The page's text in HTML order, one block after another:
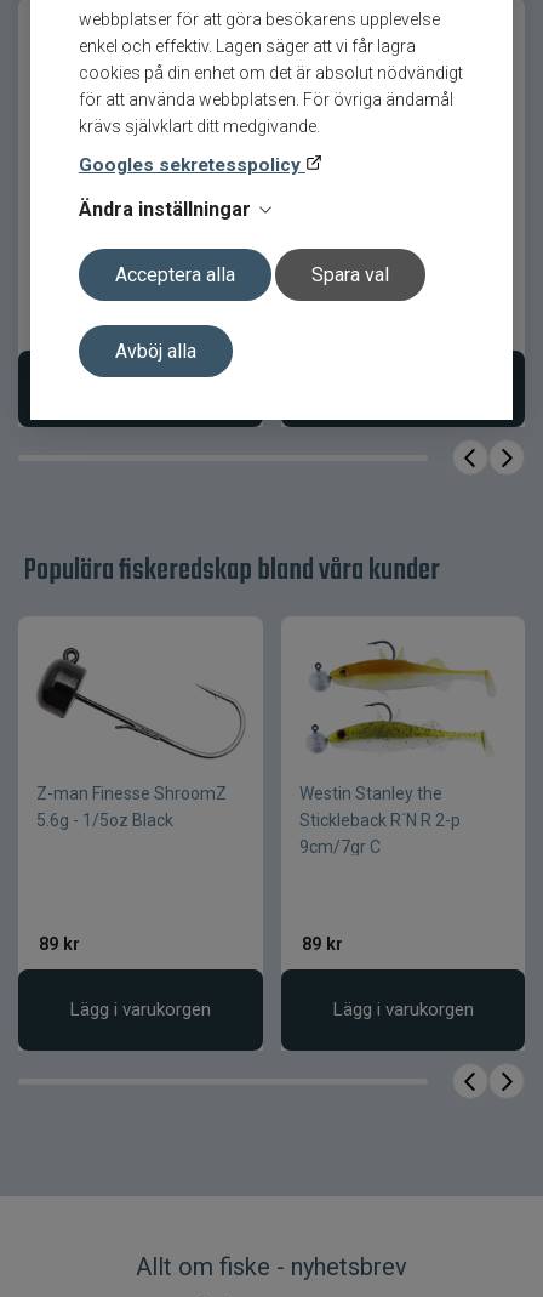
webbplatser för att göra besökarens upplevelse
enkel och effektiv. Lagen säger att vi får lagra
cookies på din enhet om det är absolut nödvändigt
för att använda webbplatsen. För övriga ändamål
krävs självklart ditt medgivande.
Googles sekretesspolicy
Ändra inställningar
Acceptera alla Spara val
Avböj alla
grunt och medeldjupt vatten och fungerar
utmärkt från både båt och land.
Detta är ett utmärkt val för sportfiskare som
söker ett litet men kraftfullt bete för effektivt
Produktfördelar
Utvecklad specifikt för abborrfiske
Kompakt format med kraftfull gång
Hög synlighet tack vare bred profil
Stabil och kontrollerad presentation
Längd 9 cm
7 g
Sjunkande
Kropp
Kompakt kropp
med bred profil
Rekommenderad
Jiggskalle 5–10 g
eller offsetkrok 1/0
Westin ShadTeez 9cm 1-
Ord. pris 25 kr
Pigster Tail 16cm 6gr
Populära fiskeredskap bland våra kunder
Z-man Finesse ShroomZ
5.6g - 1/5oz Black
89 kr
Lägg i varukorgen
Westin Stanley the
Stickleback R´N R 2-p
9cm/7gr C
89 kr
Lägg i varukorgen
Allt om fiske - nyhetsbrev